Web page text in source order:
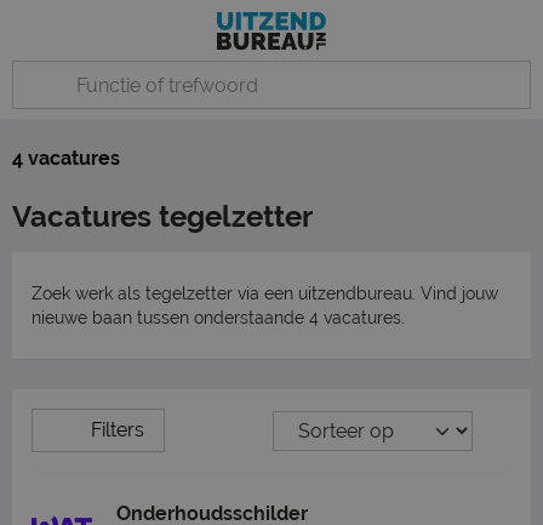
4 vacatures
Vacatures tegelzetter
Zoek werk als tegelzetter via een uitzendbureau. Vind jouw
nieuwe baan tussen onderstaande 4 vacatures.
Filters
Onderhoudsschilder